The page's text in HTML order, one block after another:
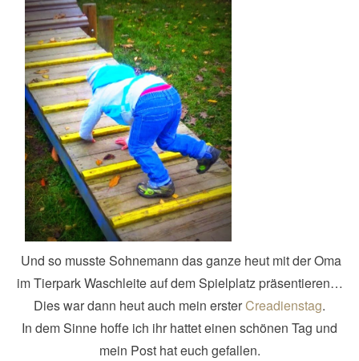
Und so musste Sohnemann das ganze heut mit der Oma
im Tierpark Waschleite auf dem Spielplatz präsentieren…
Dies war dann heut auch mein ersterCreadienstag.
In dem Sinne hoffe ich ihr hattet einen schönen Tag und
mein Post hat euch gefallen.